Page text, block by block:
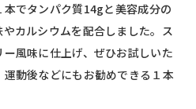
でタンパク質14gと美容成分の
カルシウムを配合しました。ス
風味に仕上げ、ぜひお試しいた
動後などにもお勧めできる１本